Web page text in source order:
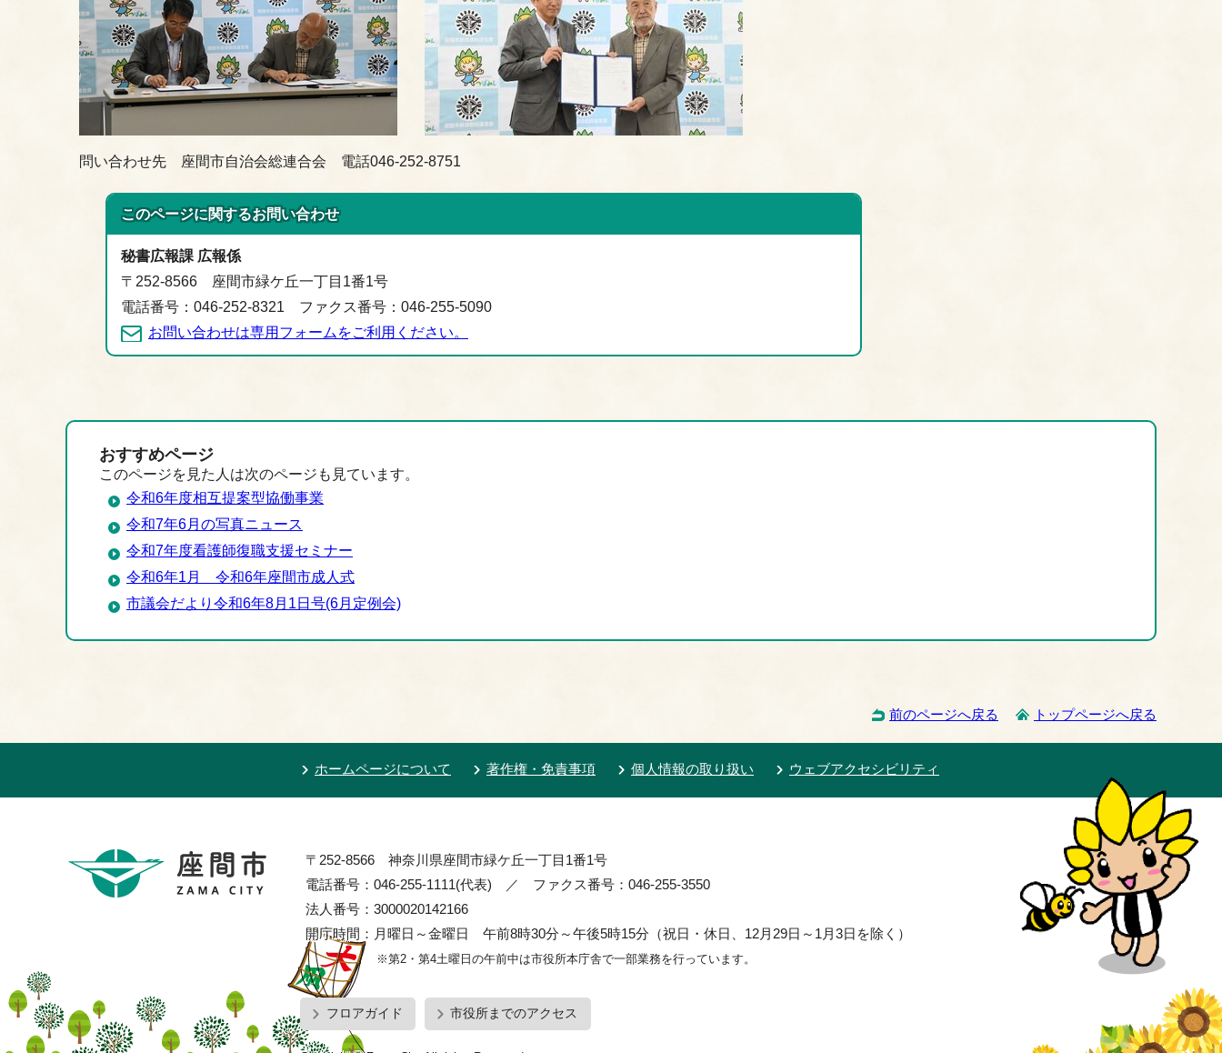
問い合わせ先 座間市自治会総連合会 電話046-252-8751
このページに関するお問い合わせ
秘書広報課 広報係
〒252-8566 座間市緑ケ丘一丁目1番1号
電話番号：046-252-8321 ファクス番号：046-255-5090
お問い合わせは専用フォームをご利用ください。
おすすめページ
このページを見た人は次のページも見ています。
令和6年度相互提案型協働事業
令和7年6月の写真ニュース
令和7年度看護師復職支援セミナー
令和6年1月 令和6年座間市成人式
市議会だより令和6年8月1日号(6月定例会)
前のページへ戻る トップページへ戻る
ホームページについて 著作権・免責事項 個人情報の取り扱い ウェブアクセシビリティ
〒252-8566 神奈川県座間市緑ケ丘一丁目1番1号
電話番号：046-255-1111(代表) ／ ファクス番号：046-255-3550
法人番号：3000020142166
開庁時間：月曜日～金曜日 午前8時30分～午後5時15分（祝日・休日、12月29日～1月3日を除く）
※第2・第4土曜日の午前中は市役所本庁舎で一部業務を行っています。
フロアガイド 市役所までのアクセス